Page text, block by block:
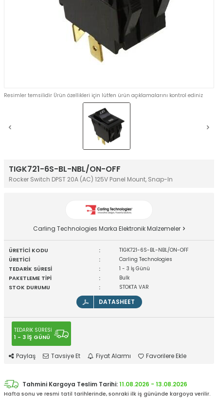
TIGK721-6S-BL-NBL/ON-OFF
Rocker Switch DPST 20A (AC) 125V Panel Mount, Snap-In
Resimler temsilidir Ürün özellikleri için lütfen ürün açıklamalarını kontrol ediniz
Carling Technologies Marka Elektronik Malzemeler
ÜRETİCİ KODU : TIGK721-6S-BL-NBL/ON-OFF
ÜRETİCİ : Carling Technologies
TEDARİK SÜRESİ : 1 - 3 İş Günü
PAKETLEME TİPİ : Bulk
STOK DURUMU : STOKTA VAR
DATASHEET
TEDARİK SÜRESİ
1 - 3 İŞ GÜNÜ
Paylaş Tavsiye Et Fiyat Alarmı Favorilere Ekle
Tahmini Kargoya Teslim Tarihi:11.08.2026 - 13.08.2026
Hafta sonu ve resmi tatil tarihlerinde, sonraki ilk iş gününde kargoya verilir.